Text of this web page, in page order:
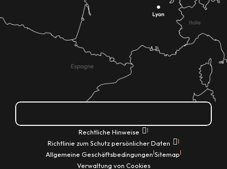
Rechtliche Hinweise |
Richtlinie zum Schutz persönlicher Daten |
Allgemeine Geschäftsbedingungen|Sitemap|
Verwaltung von Cookies